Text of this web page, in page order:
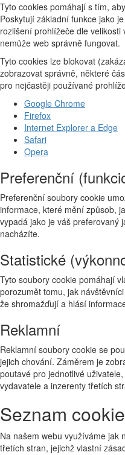
Tyto cookies pomáhají s tím,
Poskytují základní funkce jako
rozlišení prohlížeče dle
nemůže web správně fungovat.
Tyto cookies lze blokovat
zobrazovat správně, některé
pro nejčastěji používané
Google Chrome
Firefox
Internet Explorer a Edge
Safari
Opera
Preferenční
Preferenční soubory cookie
informace, které mění způsob,
vypadá jako je váš preferovaný
nacházíte.
Statistické
Tyto soubory cookie pomáhají
porozumět tomu, jak
že shromažďují a hlásí
Reklamní
Reklamní soubory cookie se
jejich chování. Záměrem je
poutavé pro jednotlivé
vydavatele a inzerenty třetích
Seznam
Na našem webu využíváme jak
třetích stran, jejichž vlastní